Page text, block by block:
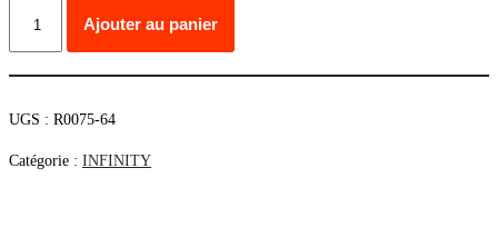
avant
(L
Ajouter au panier
UGS : R0075-64
Catégorie : INFINITY